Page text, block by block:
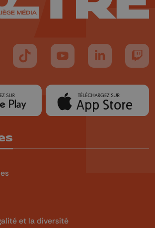
FaceBook
nous sur Instagram
Suivez-nous sur TikTok
Suivez-nous sur YouTube
Suivez-nous
et la diversité